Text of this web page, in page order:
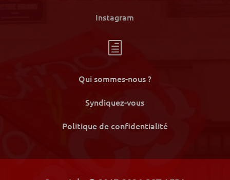
Instagram
h
Qui sommes-nous ?
Syndiquez-vous
Politique de confidentialité